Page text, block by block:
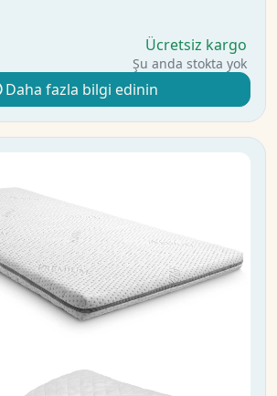
Ücretsiz kargo
Şu anda stokta yok
Daha fazla bilgi edinin